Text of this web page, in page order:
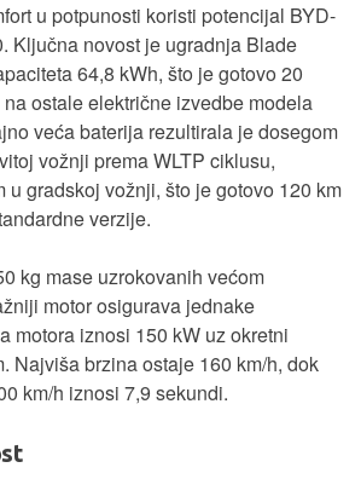
u potpunosti koristi potencijal BYD-
Ključna novost je ugradnja Blade
64,8 kWh, što je gotovo 20
ostale električne izvedbe modela
veća baterija rezultirala je dosegom
vožnji prema WLTP ciklusu,
u gradskoj vožnji, što je gotovo 120 km
verzije.
kg mase uzrokovanih većom
motor osigurava jednake
motora iznosi 150 kW uz okretni
Najviša brzina ostaje 160 km/h, dok
km/h iznosi 7,9 sekundi.